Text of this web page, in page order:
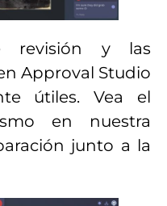
revisión y las
Approval Studio
útiles. Vea el
en nuestra
junto a la